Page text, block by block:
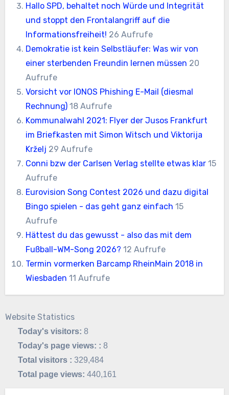
Hallo SPD, behaltet noch Würde und Integrität
und stoppt den Frontalangriff auf die
Informationsfreiheit! 26 Aufrufe
Demokratie ist kein Selbstläufer: Was wir von
einer sterbenden Freundin lernen müssen 20
Aufrufe
Vorsicht vor IONOS Phishing E-Mail (diesmal
Rechnung) 18 Aufrufe
Kommunalwahl 2021: Flyer der Jusos Frankfurt
im Briefkasten mit Simon Witsch und Viktorija
Krželj 29 Aufrufe
Conni bzw der Carlsen Verlag stellte etwas klar 15
Aufrufe
Eurovision Song Contest 2026 und dazu digital
Bingo spielen - das geht ganz einfach 15
Aufrufe
Hättest du das gewusst - also das mit dem
Fußball-WM-Song 2026? 12 Aufrufe
Termin vormerken Barcamp RheinMain 2018 in
Wiesbaden 11 Aufrufe
Website Statistics
Today's visitors:8
Today's page views: :8
Total visitors :329,484
Total page views:440,161